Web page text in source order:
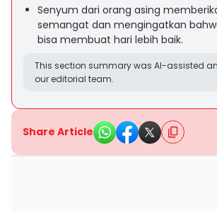
Senyum dari orang asing
semangat dan mengingatkan
bisa membuat hari lebih baik.
This section summary was AI-assisted
our editorial team.
Share Article